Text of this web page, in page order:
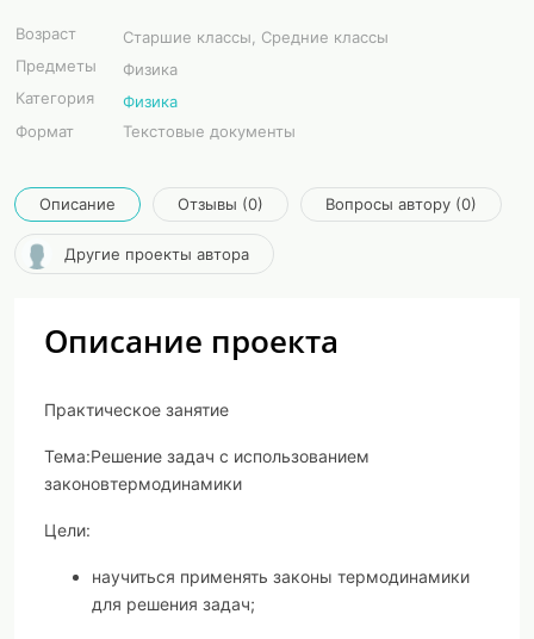
Возраст
Старшие классы, Средние классы
Предметы
Физика
Категория
Физика
Формат
Текстовые документы
Описание Отзывы (0) Вопросы автору (0)
Другие проекты автора
Описание проекта
Практическое занятие
Тема:Решение задач с использованием
законовтермодинамики
Цели:
научиться применять законы термодинамики
для решения задач;